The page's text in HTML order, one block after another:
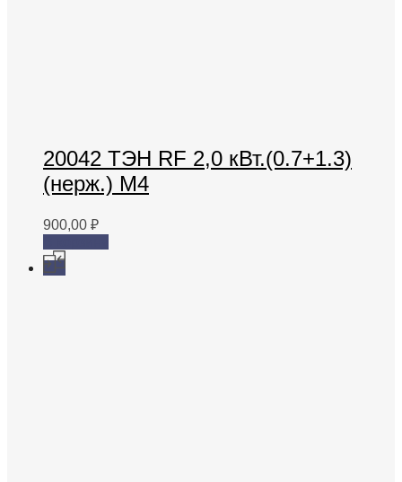
20042 ТЭН RF 2,0 кВт.(0.7+1.3)
(нерж.) М4
900,00 ₽